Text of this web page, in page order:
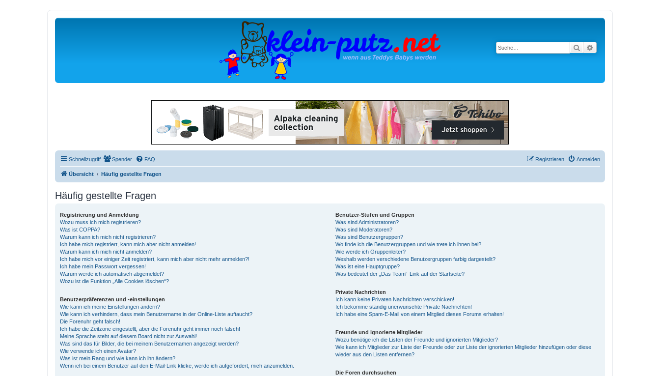
Suche
Schnellzugriff Spender FAQ Anmelden
Registrieren
Übersicht Häufig gestellte Fragen
Häufig gestellte Fragen
Registrierung und Anmeldung
Wozu muss ich mich registrieren?
Was ist COPPA?
Warum kann ich mich nicht registrieren?
Ich habe mich registriert, kann mich aber nicht anmelden!
Warum kann ich mich nicht anmelden?
Ich habe mich vor einiger Zeit registriert, kann mich aber nicht mehr anmelden?!
Ich habe mein Passwort vergessen!
Warum werde ich automatisch abgemeldet?
Wozu ist die Funktion „Alle Cookies löschen“?
Benutzerpräferenzen und -einstellungen
Wie kann ich meine Einstellungen ändern?
Wie kann ich verhindern, dass mein Benutzername in der Online-Liste auftaucht?
Die Forenuhr geht falsch!
Ich habe die Zeitzone eingestellt, aber die Forenuhr geht immer noch falsch!
Meine Sprache steht auf diesem Board nicht zur Auswahl!
Was sind das für Bilder, die bei meinem Benutzernamen angezeigt werden?
Wie verwende ich einen Avatar?
Was ist mein Rang und wie kann ich ihn ändern?
Wenn ich bei einem Benutzer auf den E-Mail-Link klicke, werde ich aufgefordert, mich anzumelden.
Benutzer-Stufen und Gruppen
Was sind Administratoren?
Was sind Moderatoren?
Was sind Benutzergruppen?
Wo finde ich die Benutzergruppen und wie trete ich ihnen bei?
Wie werde ich Gruppenleiter?
Weshalb werden verschiedene Benutzergruppen farbig dargestellt?
Was ist eine Hauptgruppe?
Was bedeutet der „Das Team“-Link auf der Startseite?
Private Nachrichten
Ich kann keine Privaten Nachrichten verschicken!
Ich bekomme ständig unerwünschte Private Nachrichten!
Ich habe eine Spam-E-Mail von einem Mitglied dieses Forums erhalten!
Freunde und ignorierte Mitglieder
Wozu benötige ich die Listen der Freunde und ignorierten Mitglieder?
Wie kann ich Mitglieder zur Liste der Freunde oder zur Liste der ignorierten Mitglieder hinzufügen oder diese
wieder aus den Listen entfernen?
Die Foren durchsuchen